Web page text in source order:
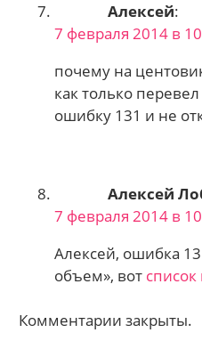
Алексей:
7 февраля 2014 в
почему на
как только
ошибку 131 и не
Алексей
7 февраля 2014 в
Алексей, ошибка
объем», вот
Комментарии закрыты.